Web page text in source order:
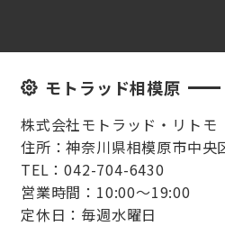
モトラッド相模原
株式会社モトラッド・リトモ
住所：神奈川県相模原市中央
TEL：042-704-6430
営業時間：10:00～19:00
定休日：毎週水曜日